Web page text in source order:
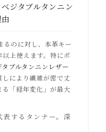
ジタブルタンニン
るのに対し、本革キー
上使えます。特にポ
タブルタンニンレザー
により繊維が密で丈
「経年変化」が最大
表するタンナー。深